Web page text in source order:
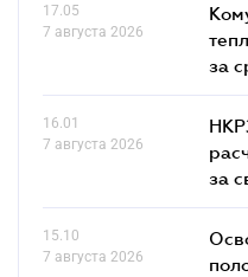
17.05
7 августа 2026
за
16.01
7 августа 2026
за
15.10
7 августа 2026